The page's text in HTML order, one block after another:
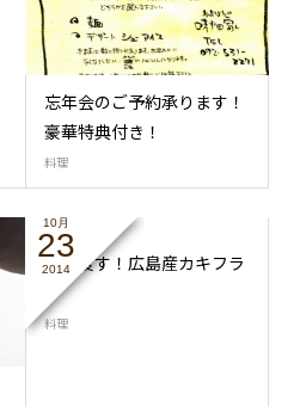
忘年会のご予約承ります！
豪華特典付き！
料理
10月
23
2014
秋を食す！広島産カキフラ
イ
料理